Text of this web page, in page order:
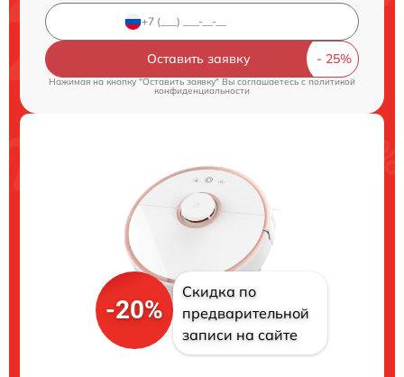
Оставить заявку
Нажимая на кнопку "Оставить заявку" Вы соглашаетесь cполитикой
конфиденциальности
-20%
Скидка по
предварительной
записи на сайте